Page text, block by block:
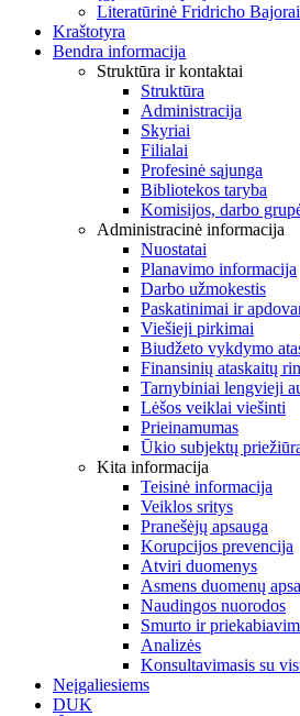
Literatūrinė Fridricho
Kraštotyra
Bendra informacija
Struktūra ir kontaktai
Struktūra
Administracija
Skyriai
Filialai
Profesinė sąjunga
Bibliotekos taryba
Komisijos, darbo
Administracinė informacija
Nuostatai
Planavimo informacija
Darbo užmokestis
Paskatinimai ir
Viešieji pirkimai
Biudžeto vykdymo
Finansinių ataskaitų
Tarnybiniai lengvieji
Lėšos veiklai viešinti
Prieinamumas
Ūkio subjektų
Kita informacija
Teisinė informacija
Veiklos sritys
Pranešėjų apsauga
Korupcijos prevencija
Atviri duomenys
Asmens duomenų
Naudingos nuorodos
Smurto ir
Analizės
Konsultavimasis su
Neįgaliesiems
DUK